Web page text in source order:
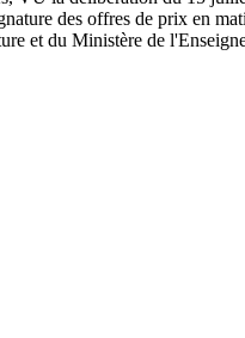
des offres de prix en
et du Ministère de